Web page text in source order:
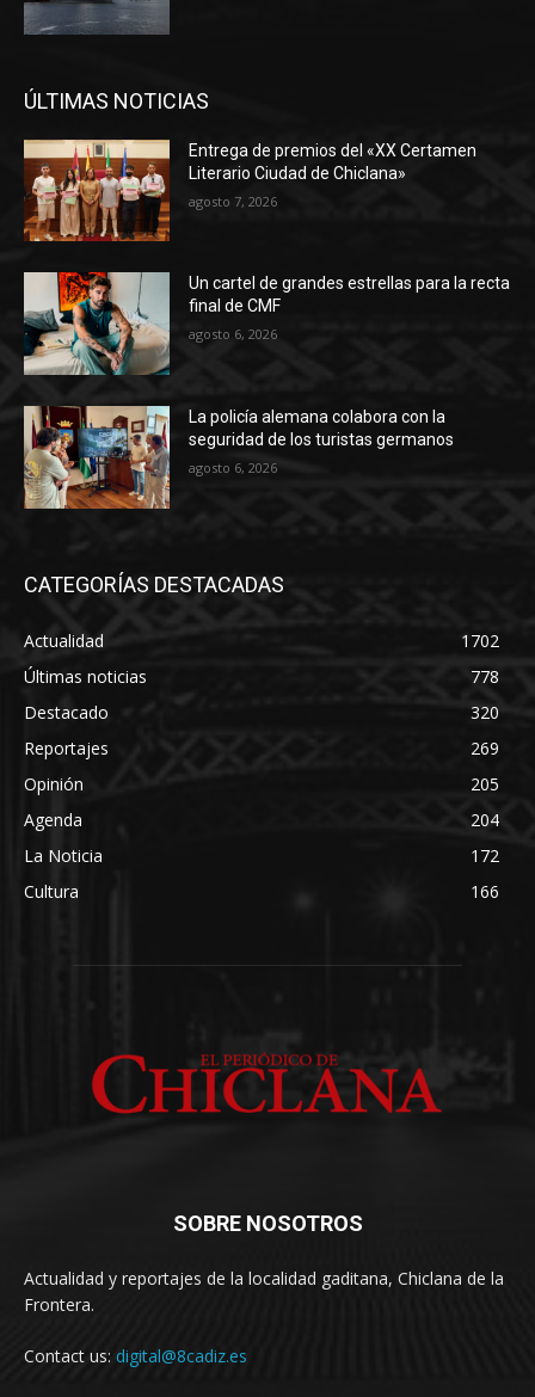
ÚLTIMAS NOTICIAS
Entrega de premios del «XX Certamen
Literario Ciudad de Chiclana»
agosto 7, 2026
Un cartel de grandes estrellas para la recta
final de CMF
agosto 6, 2026
La policía alemana colabora con la
seguridad de los turistas germanos
agosto 6, 2026
CATEGORÍAS DESTACADAS
Actualidad
1702
Últimas noticias
778
Destacado
320
Reportajes
269
Opinión
205
Agenda
204
La Noticia
172
Cultura
166
SOBRE NOSOTROS
Actualidad y reportajes de la localidad gaditana, Chiclana de la
Frontera.
Contact us: digital@8cadiz.es